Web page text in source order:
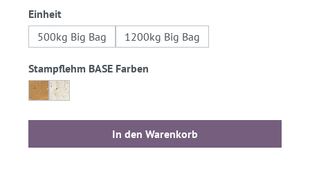
Einheitauswählen
500kg Big Bag
1200kg Big Bag
Stampflehm BASE Farben
In den Warenkorb